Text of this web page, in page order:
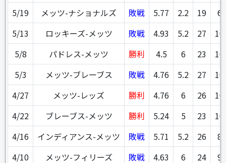
5/19
メッツ-ナショナルズ 敗戦 5.77 2.2 19
61
5/13
ロッキーズ-メッツ 敗戦 4.93 5.2 27
5/8
パドレス-メッツ 勝利 4.5 6 23
5/3
メッツ-ブレーブス 敗戦 4.76 5.2 27
4/27
メッツ-レッズ 勝利 4.76 6 26
4/22
ブレーブス-メッツ 勝利 5.24 5 23
4/16
インディアンス-メッツ 敗戦 5.71 5.2 26
86
4/10
メッツ-フィリーズ 敗戦 4.63 6 24 95